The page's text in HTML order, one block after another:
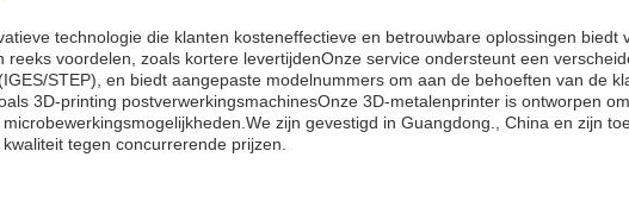
technologie die klanten kosteneffectieve en betrouwbare oplossingen biedt
voordelen, zoals kortere levertijdenOnze service ondersteunt een
STEP), en biedt aangepaste modelnummers om aan de behoeften van de
3D-printing postverwerkingsmachinesOnze 3D-metalenprinter is ontworpen
zijn gevestigd in Guangdong., China en zijn
tegen concurrerende prijzen.